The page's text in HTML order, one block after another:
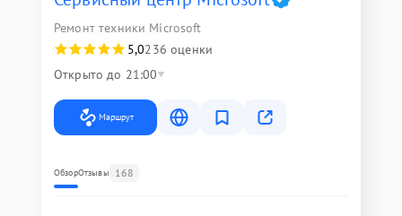
Ремонт техники Microsoft
5,0236 оценки
Открыто до 21:00
Маршрут
ОбзорОтзывы 168